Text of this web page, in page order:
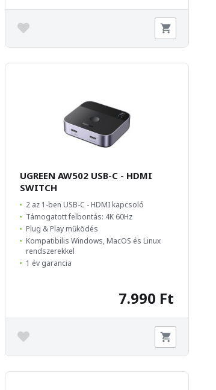
UGREEN AW502 USB-C - HDMI
SWITCH
2 az 1-ben USB-C - HDMI kapcsoló
Támogatott felbontás: 4K 60Hz
Plug & Play működés
Kompatibilis Windows, MacOS és Linux
rendszerekkel
1 év garancia
7.990 Ft